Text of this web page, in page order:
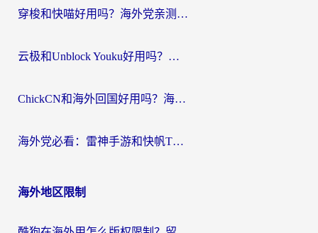
穿梭和快喵好用吗？海外党亲测：小众加速器对比+番茄加速器深度体验
云极和Unblock Youku好用吗？海外党亲测+2026回国加速器避坑指南
ChickCN和海外回国好用吗？海外党2026亲测：从手游到影音，选对加速器的3个关键
海外党必看：雷神手游和快帆TV版好用吗？3步选对回国加速器不踩坑
海外地区限制